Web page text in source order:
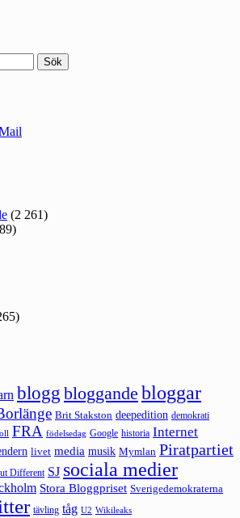
(2 261)
blogg bloggande bloggar
Brit Stakston deepedition demokrati
FRA födelsedag Google historia Internet
livet media musik Mymlan Piratpartiet
Different SJ sociala medier
Stora Bloggpriset Sverigedemokraterna
tävling tåg U2 Wikileaks